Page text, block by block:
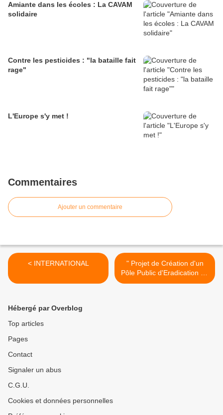
Amiante dans les écoles : La CAVAM
solidaire
Contre les pesticides : "la bataille fait
rage"
L'Europe s'y met !
Commentaires
Ajouter un commentaire
< INTERNATIONAL
" Projet de Création d'un
Pôle Public d'Eradication de
l'Amiante" >
Hébergé par Overblog
Top articles
Pages
Contact
Signaler un abus
C.G.U.
Cookies et données personnelles